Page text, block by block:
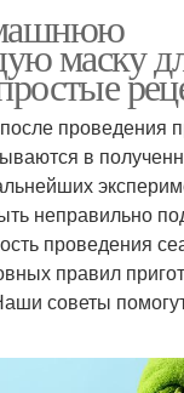
маску
проведения
в
неправильно
проведения
правил
советы